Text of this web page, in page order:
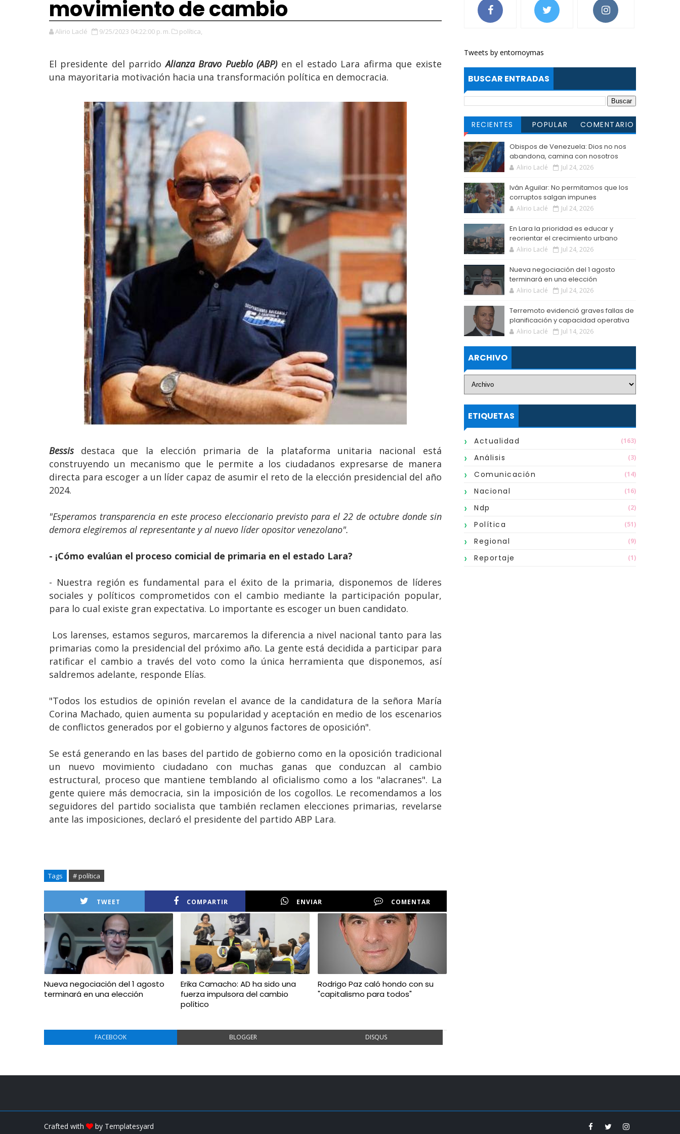
movimiento de cambio
Alirio Laclé 9/25/2023 04:22:00 p. m. política,
El presidente del parridoAlianza Bravo Pueblo (ABP)en el estado Lara afirma que existe
una mayoritaria motivación hacia una transformación política en democracia.
Bessis destaca que la elección primaria de la plataforma unitaria nacional está
construyendo un mecanismo que le permite a los ciudadanos expresarse de manera
directa para escoger a un líder capaz de asumir el reto de la elección presidencial del año
2024.
"Esperamos transparencia en este proceso eleccionario previsto para el 22 de octubre donde sin
demora elegiremos al representante y al nuevo líder opositor venezolano".
- ¡Cómo evalúan el proceso comicial de primaria en el estado Lara?
- Nuestra región es fundamental para el éxito de la primaria, disponemos de líderes
sociales y políticos comprometidos con el cambio mediante la participación popular,
para lo cual existe gran expectativa. Lo importante es escoger un buen candidato.
Los larenses, estamos seguros, marcaremos la diferencia a nivel nacional tanto para las
primarias como la presidencial del próximo año. La gente está decidida a participar para
ratificar el cambio a través del voto como la única herramienta que disponemos, así
saldremos adelante, responde Elías.
"Todos los estudios de opinión revelan el avance de la candidatura de la señora María
Corina Machado, quien aumenta su popularidad y aceptación en medio de los escenarios
de conflictos generados por el gobierno y algunos factores de oposición".
Se está generando en las bases del partido de gobierno como en la oposición tradicional
un nuevo movimiento ciudadano con muchas ganas que conduzcan al cambio
estructural, proceso que mantiene temblando al oficialismo como a los "alacranes". La
gente quiere más democracia, sin la imposición de los cogollos. Le recomendamos a los
seguidores del partido socialista que también reclamen elecciones primarias, revelarse
ante las imposiciones, declaró el presidente del partido ABP Lara.
Tags # política
TWEET COMPARTIR ENVIAR COMENTAR
Nueva negociación del 1 agosto
terminará en una elección
Erika Camacho: AD ha sido una
fuerza impulsora del cambio
político
Rodrigo Paz caló hondo con su
"capitalismo para todos"
FACEBOOK BLOGGER DISQUS
Tweets by entornoymas
BUSCAR ENTRADAS
RECIENTES POPULAR
COMENTARIO
Obispos de Venezuela: Dios no nos
abandona, camina con nosotros
Alirio Laclé Jul 24, 2026
Iván Aguilar: No permitamos que los
corruptos salgan impunes
Alirio Laclé Jul 24, 2026
En Lara la prioridad es educar y
reorientar el crecimiento urbano
Alirio Laclé Jul 24, 2026
Nueva negociación del 1 agosto
terminará en una elección
Alirio Laclé Jul 24, 2026
Terremoto evidenció graves fallas de
planificación y capacidad operativa
Alirio Laclé Jul 14, 2026
ARCHIVO
ETIQUETAS
Actualidad (163)
Análisis (3)
Comunicación (14)
Nacional (16)
Ndp (2)
Política (51)
Regional (9)
Reportaje (1)
Crafted with by Templatesyard